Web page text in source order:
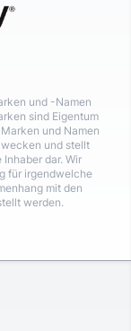
und -Namen
sind Eigentum
und Namen
und stellt
dar. Wir
für irgendwelche
mit den
werden.